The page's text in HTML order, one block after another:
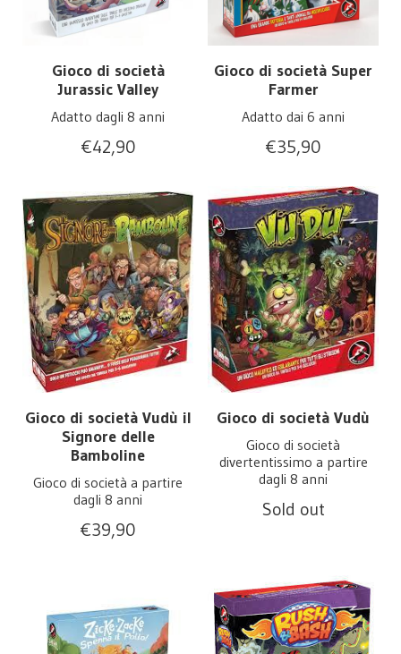
Gioco di società
Jurassic Valley
Adatto dagli 8 anni
€42,90
Gioco di società Super
Farmer
Adatto dai 6 anni
€35,90
Gioco di società Vudù il
Signore delle
Bamboline
Gioco di società a partire
dagli 8 anni
€39,90
Gioco di società Vudù
Gioco di società
divertentissimo a partire
dagli 8 anni
Sold out